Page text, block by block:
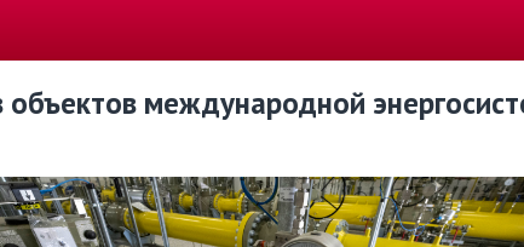
объектов международной